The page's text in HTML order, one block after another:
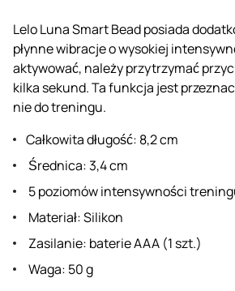
Lelo Luna Smart Bead posiada
płynne wibracje o wysokiej
aktywować, należy przytrzymać
kilka sekund. Ta funkcja jest
nie do treningu.
Całkowita długość: 8,2 cm
Średnica: 3,4 cm
5 poziomów intensywności
Materiał: Silikon
Zasilanie: baterie AAA (1 szt.)
Waga: 50 g